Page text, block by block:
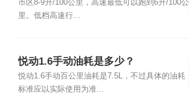
市区8-9升/100公里，高速最低可以跑到6升/100公
里。低档高速行...
悦动1.6手动油耗是多少？
悦动1.6手动百公里油耗是7.5L，不过具体的油耗
标准应以实际使用为准...